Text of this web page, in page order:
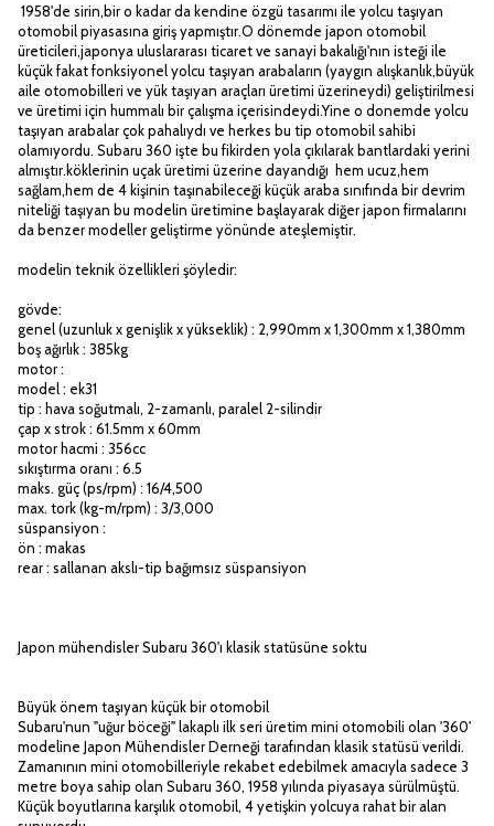
1958'de sirin,bir o kadar da kendine özgü tasarımı ile yolcu taşıyan
otomobil piyasasına giriş yapmıştır.O dönemde japon otomobil
üreticileri,japonya uluslararası ticaret ve sanayi bakalığı'nın isteği ile
küçük fakat fonksiyonel yolcu taşıyan arabaların (yaygın alışkanlık,büyük
aile otomobilleri ve yük taşıyan araçları üretimi üzerineydi) geliştirilmesi
ve üretimi için hummalı bir çalışma içerisindeydi.Yine o donemde yolcu
taşıyan arabalar çok pahalıydı ve herkes bu tip otomobil sahibi
olamıyordu. Subaru 360 işte bu fikirden yola çıkılarak bantlardaki yerini
almıştır.köklerinin uçak üretimi üzerine dayandığı hem ucuz,hem
sağlam,hem de 4 kişinin taşınabileceği küçük araba sınıfında bir devrim
niteliği taşıyan bu modelin üretimine başlayarak diğer japon firmalarını
da benzer modeller geliştirme yönünde ateşlemiştir.
modelin teknik özellikleri şöyledir:
gövde:
genel (uzunluk x genişlik x yükseklik) : 2,990mm x 1,300mm x 1,380mm
boş ağırlık : 385kg
motor :
model : ek31
tip : hava soğutmalı, 2-zamanlı, paralel 2-silindir
çap x strok : 61.5mm x 60mm
motor hacmi : 356cc
sıkıştırma oranı : 6.5
maks. güç (ps/rpm) : 16/4,500
max. tork (kg-m/rpm) : 3/3,000
süspansiyon :
ön : makas
rear : sallanan akslı-tip bağımsız süspansiyon
Japon mühendisler Subaru 360'ı klasik statüsüne soktu
Büyük önem taşıyan küçük bir otomobil
Subaru'nun "uğur böceği" lakaplı ilk seri üretim mini otomobili olan '360'
modeline Japon Mühendisler Derneği tarafından klasik statüsü verildi.
Zamanının mini otomobilleriyle rekabet edebilmek amacıyla sadece 3
metre boya sahip olan Subaru 360, 1958 yılında piyasaya sürülmüştü.
Küçük boyutlarına karşılık otomobil, 4 yetişkin yolcuya rahat bir alan